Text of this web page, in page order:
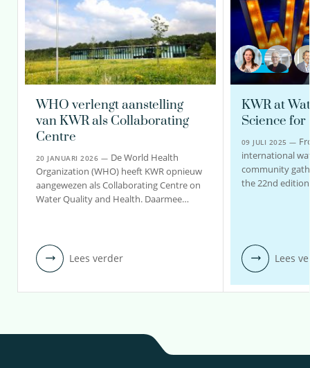
WHO verlengt aanstelling
van KWR als Collaborating
Centre
20 JANUARI 2026 — De World Health
Organization (WHO) heeft KWR opnieuw
aangewezen als Collaborating Centre on
Water Quality and Health. Daarmee…
Lees verder
BLOG
KWR at
Science for
09 JULI 2025 —
international
community
the 22nd
Lees